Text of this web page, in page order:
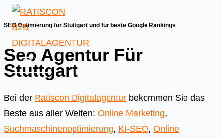
Skip
to
content
SEO Optimierung für Stuttgart und für beste Google Rankings
Seo Agentur Für
Stuttgart
Bei der Ratiscon Digitalagentur bekommen Sie das
Beste aus aller Welten: Online Marketing,
Suchmaschinenoptimierung, KI-SEO, Online